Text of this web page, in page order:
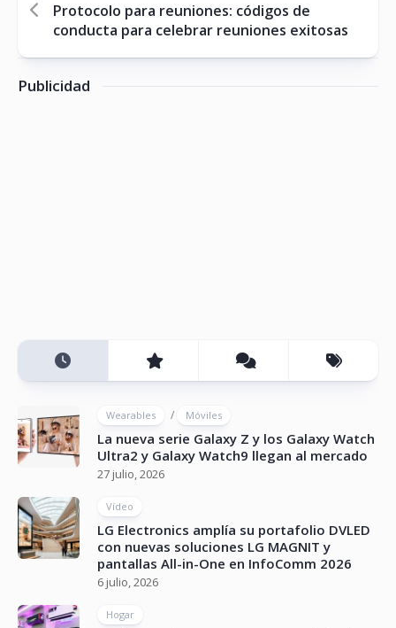
Protocolo para reuniones: códigos de
conducta para celebrar reuniones exitosas
Publicidad
Wearables / Móviles
La nueva serie Galaxy Z y los Galaxy Watch
Ultra2 y Galaxy Watch9 llegan al mercado
27 julio, 2026
Vídeo
LG Electronics amplía su portafolio DVLED
con nuevas soluciones LG MAGNIT y
pantallas All-in-One en InfoComm 2026
6 julio, 2026
Hogar